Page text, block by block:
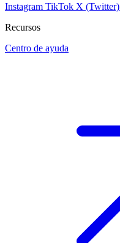
Instagram TikTok X (Twitter)
Recursos
Centro de ayuda